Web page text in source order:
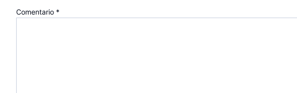
Comentario *